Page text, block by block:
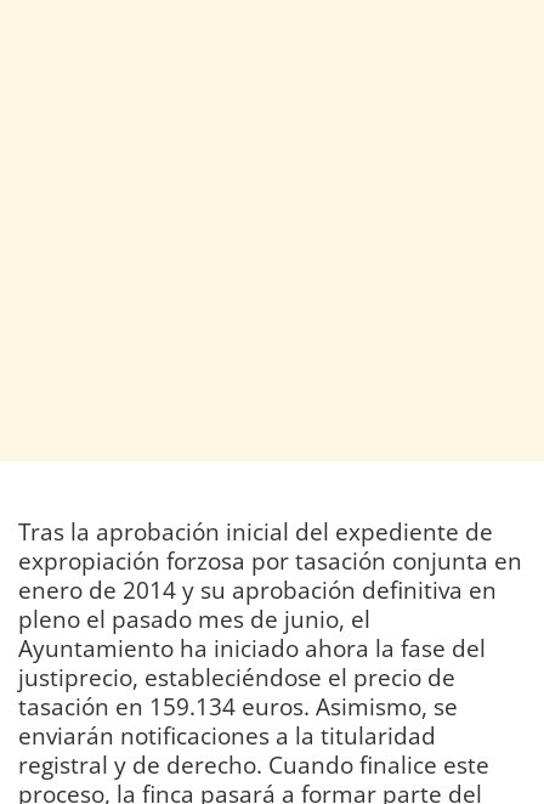
Tras la aprobación inicial del expediente de
expropiación forzosa por tasación conjunta en
enero de 2014 y su aprobación definitiva en
pleno el pasado mes de junio, el
Ayuntamiento ha iniciado ahora la fase del
justiprecio, estableciéndose el precio de
tasación en 159.134 euros. Asimismo, se
enviarán notificaciones a la titularidad
registral y de derecho. Cuando finalice este
proceso, la finca pasará a formar parte del